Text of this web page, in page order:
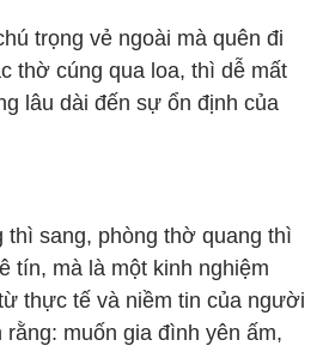
trọng vẻ ngoài mà quên đi
thờ cúng qua loa, thì dễ mất
lâu dài đến sự ổn định của
thì sang, phòng thờ quang thì
tín, mà là một kinh nghiệm
thực tế và niềm tin của người
muốn gia đình yên ấm,